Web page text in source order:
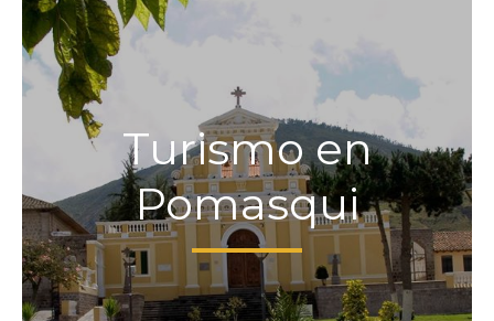
Turismo en
Pomasqui